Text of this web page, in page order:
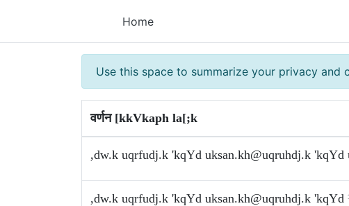
Home
Use this space to summarize your privacy and
वर्णन [kkVkaph la[;k
,dw.k uqrfudj.k 'kqYd uksan.kh@uqruhdj.k 'kqYd
,dw.k uqrfudj.k 'kqYd uksan.kh@uqruhdj.k 'kqYd